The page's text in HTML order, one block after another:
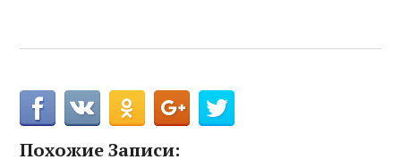
Похожие Записи: